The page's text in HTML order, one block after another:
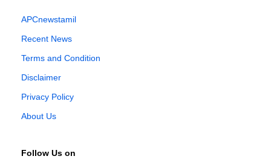
APCnewstamil
Recent News
Terms and Condition
Disclaimer
Privacy Policy
About Us
Follow Us on